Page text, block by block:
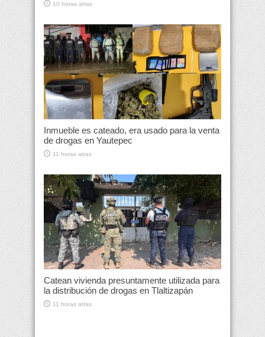
10 horas atras
Inmueble es cateado, era usado para la venta
de drogas en Yautepec
11 horas atras
Catean vivienda presuntamente utilizada para
la distribución de drogas en Tlaltizapán
11 horas atras